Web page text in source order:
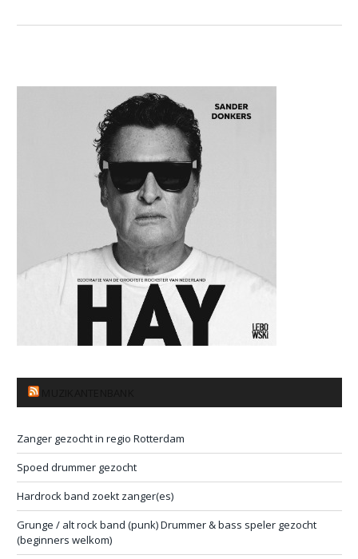
Zanger gezocht in regio Rotterdam
Spoed drummer gezocht
Hardrock band zoekt zanger(es)
Grunge / alt rock band (punk) Drummer & bass speler gezocht
(beginners welkom)